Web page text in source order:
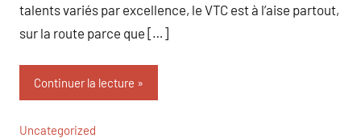
talents variés par excellence, le VTC est à l’aise partout,
sur la route parce que […]
Continuer la lecture
Uncategorized